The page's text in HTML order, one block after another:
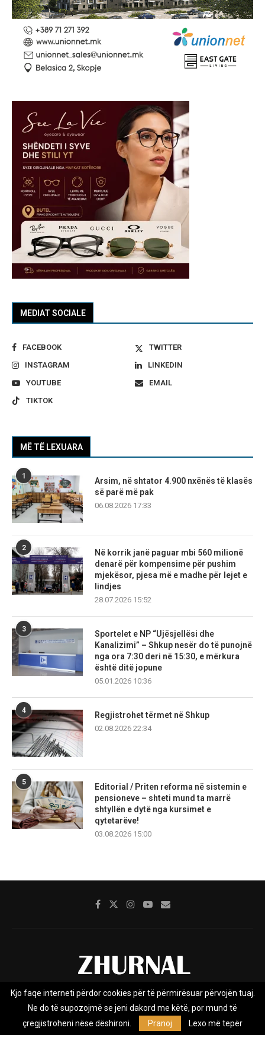
MEDIAT SOCIALE
FACEBOOK
TWITTER
INSTAGRAM
LINKEDIN
YOUTUBE
EMAIL
TIKTOK
MË TË LEXUARA
1
Arsim, në shtator 4.900 nxënës të klasës
së parë më pak
06.08.2026 17:33
2
Në korrik janë paguar mbi 560 milionë
denarë për kompensime për pushim
mjekësor, pjesa më e madhe për lejet e
lindjes
28.07.2026 15:52
3
Sportelet e NP “Ujësjellësi dhe
Kanalizimi” – Shkup nesër do të punojnë
nga ora 7:30 deri në 15:30, e mërkura
është ditë jopune
05.01.2026 10:36
4
Regjistrohet tërmet në Shkup
02.08.2026 22:34
5
Editorial / Priten reforma në sistemin e
pensioneve – shteti mund ta marrë
shtyllën e dytë nga kursimet e
qytetarëve!
03.08.2026 15:00
Rreth nesh Impresumi Marketing
Privacy Policy
Zhurnal.mk është Agjenci e Lajmeve e pavarur, e themeluar në vitin
Kjo faqe interneti përdor cookies për të përmirësuar përvojën tuaj.
Ne do të supozojmë se jeni dakord me këtë, por mund të
çregjistroheni nëse dëshironi.
Pranoj Lexo më tepër